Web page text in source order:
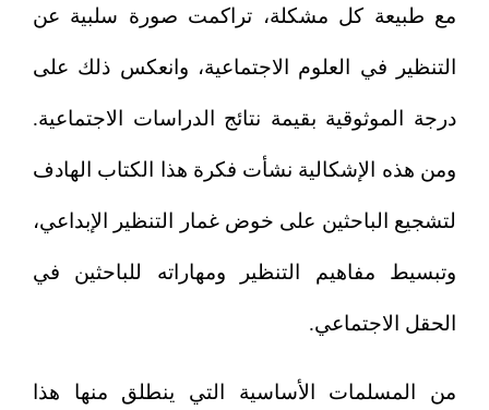
مع طبيعة كل مشكلة، تراكمت صورة سلبية عن
التنظير في العلوم الاجتماعية، وانعكس ذلك على
درجة الموثوقية بقيمة نتائج الدراسات الاجتماعية.
ومن هذه الإشكالية نشأت فكرة هذا الكتاب الهادف
لتشجيع الباحثين على خوض غمار التنظير الإبداعي،
وتبسيط مفاهيم التنظير ومهاراته للباحثين في
الحقل الاجتماعي.
من المسلمات الأساسية التي ينطلق منها هذا